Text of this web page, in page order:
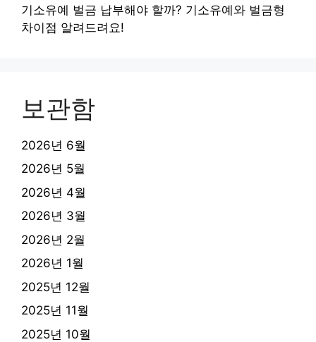
기소유예 벌금 납부해야 할까? 기소유예와 벌금형
차이점 알려드려요!
보관함
2026년 6월
2026년 5월
2026년 4월
2026년 3월
2026년 2월
2026년 1월
2025년 12월
2025년 11월
2025년 10월